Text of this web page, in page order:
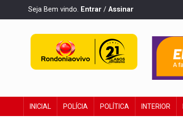
Seja Bem vindo. Entrar / Assinar
INICIAL POLÍCIA POLÍTICA INTERIOR